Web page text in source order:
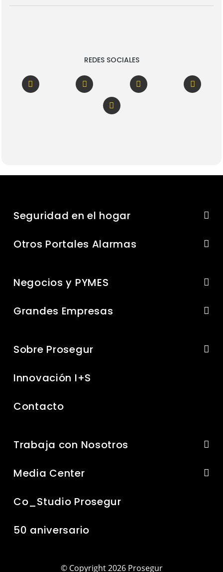
REDES SOCIALES
Seguridad en el hogar
Otros Portales Alarmas
Negocios y PYMES
Grandes Empresas
Sobre Prosegur
Innovación I+S
Contacto
Trabaja con Nosotros
Media Center
Co_Studio Prosegur
50 aniversario
© Copyright 2026 Prosegur